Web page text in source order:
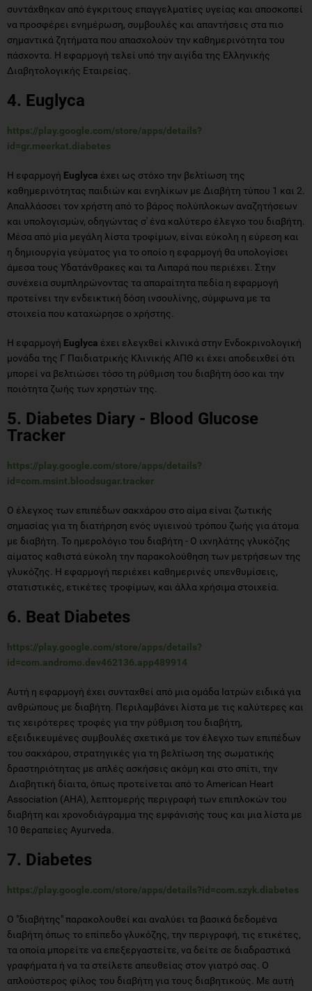
συντάχθηκαν από έγκριτους επαγγελματίες υγείας και αποσκοπεί
να προσφέρει ενημέρωση, συμβουλές και απαντήσεις στα πιο
σημαντικά ζητήματα που απασχολούν την καθημερινότητα του
πάσχοντα. Η εφαρμογή τελεί υπό την αιγίδα της Ελληνικής
Διαβητολογικής Εταιρείας.
4. Euglyca
https://play.google.com/store/apps/details?
id=gr.meerkat.diabetes
Η εφαρμογή Euglyca έχει ως στόχο την βελτίωση της
καθημερινότητας παιδιών και ενηλίκων με Διαβήτη τύπου 1 και 2.
Απαλλάσσει τον χρήστη από το βάρος πολύπλοκων αναζητήσεων
και υπολογισμών, οδηγώντας σ' ένα καλύτερο έλεγχο του διαβήτη.
Μέσα από μία μεγάλη λίστα τροφίμων, είναι εύκολη η εύρεση και
η δημιουργία γεύματος για το οποίο η εφαρμογή θα υπολογίσει
άμεσα τους Υδατάνθρακες και τα Λιπαρά που περιέχει. Στην
συνέχεια συμπληρώνοντας τα απαραίτητα πεδία η εφαρμογή
προτείνει την ενδεικτική δόση ινσουλίνης, σύμφωνα με τα
στοιχεία που καταχώρησε ο χρήστης.
Η εφαρμογή Euglyca έχει ελεγχθεί κλινικά στην Ενδοκρινολογική
μονάδα της Γ Παιδιατρικής Κλινικής ΑΠΘ κι έχει αποδειχθεί ότι
μπορεί να βελτιώσει τόσο τη ρύθμιση του διαβήτη όσο και την
ποιότητα ζωής των χρηστών της.
5. Diabetes Diary - Blood Glucose
Tracker
https://play.google.com/store/apps/details?
id=com.msint.bloodsugar.tracker
Ο έλεγχος των επιπέδων σακχάρου στο αίμα είναι ζωτικής
σημασίας για τη διατήρηση ενός υγιεινού τρόπου ζωής για άτομα
με διαβήτη. Το ημερολόγιο του διαβήτη - Ο ιχνηλάτης γλυκόζης
αίματος καθιστά εύκολη την παρακολούθηση των μετρήσεων της
γλυκόζης. Η εφαρμογή περιέχει καθημερινές υπενθυμίσεις,
στατιστικές, ετικέτες τροφίμων, και άλλα χρήσιμα στοιχεία.
6. Beat Diabetes
https://play.google.com/store/apps/details?
id=com.andromo.dev462136.app489914
Αυτή η εφαρμογή έχει συνταχθεί από μια ομάδα Ιατρών ειδικά για
ανθρώπους με διαβήτη. Περιλαμβάνει λίστα με τις καλύτερες και
τις χειρότερες τροφές για την ρύθμιση του διαβήτη,
εξειδικευμένες συμβουλές σχετικά με τον έλεγχο των επιπέδων
του σακχάρου, στρατηγικές για τη βελτίωση της σωματικής
δραστηριότητας με απλές ασκήσεις ακόμη και στο σπίτι, την
Διαβητική δίαιτα, όπως προτείνεται από το American Heart
Association (ΑΗΑ), λεπτομερής περιγραφή των επιπλοκών του
διαβήτη και χρονοδιάγραμμα της εμφάνισής τους και μια λίστα με
10 θεραπείες Ayurveda.
7. Diabetes
https://play.google.com/store/apps/details?id=com.szyk.diabetes
Ο "διαβήτης" παρακολουθεί και αναλύει τα βασικά δεδομένα
διαβήτη όπως το επίπεδο γλυκόζης, την περιγραφή, τις ετικέτες,
τα οποία μπορείτε να επεξεργαστείτε, να δείτε σε διαδραστικά
γραφήματα ή να τα στείλετε απευθείας στον γιατρό σας. Ο
απλούστερος φίλος του διαβήτη για τους διαβητικούς. Με αυτή